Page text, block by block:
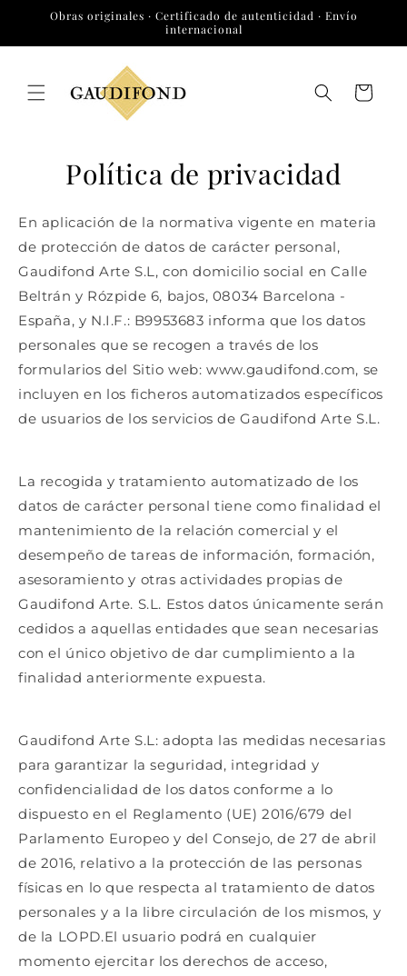
directamente
Obras originales · Certificado de autenticidad · Envío
internacional
Carrito
Política de privacidad
En aplicación de la normativa vigente en materia
de protección de datos de carácter personal,
Gaudifond Arte S.L, con domicilio social en Calle
Beltrán y Rózpide 6, bajos, 08034 Barcelona -
España, y N.I.F.: B9953683 informa que los datos
personales que se recogen a través de los
formularios del Sitio web: www.gaudifond.com, se
incluyen en los ficheros automatizados específicos
de usuarios de los servicios de Gaudifond Arte S.L.
La recogida y tratamiento automatizado de los
datos de carácter personal tiene como finalidad el
mantenimiento de la relación comercial y el
desempeño de tareas de información, formación,
asesoramiento y otras actividades propias de
Gaudifond Arte. S.L. Estos datos únicamente serán
cedidos a aquellas entidades que sean necesarias
con el único objetivo de dar cumplimiento a la
finalidad anteriormente expuesta.
Gaudifond Arte S.L: adopta las medidas necesarias
para garantizar la seguridad, integridad y
confidencialidad de los datos conforme a lo
dispuesto en el Reglamento (UE) 2016/679 del
Parlamento Europeo y del Consejo, de 27 de abril
de 2016, relativo a la protección de las personas
físicas en lo que respecta al tratamiento de datos
personales y a la libre circulación de los mismos, y
de la LOPD.El usuario podrá en cualquier
momento ejercitar los derechos de acceso,